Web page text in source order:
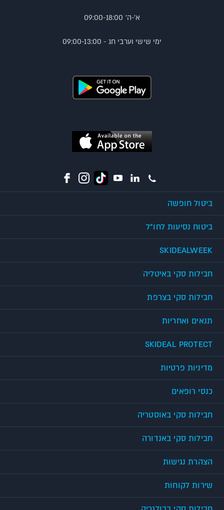
א'-ה' 09:00-18:00
ימי שישי וערבי חג - 09:00-13:00
ביטול חופשה
ביטוח נסיעות לחו"ל
SKIDEALWEEK
חבילות סקי באיטליה
חבילות סקי בצרפת
תנאים ואחריות
SKIDEAL PROTECT
מדיניות פרטיות
כנסי רופאים
חבילות סקי באוסטריה
חבילות סקי באנדורה
הצהרת נגישות
שירות לקוחות